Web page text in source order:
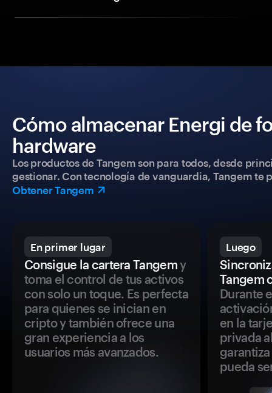
Cómo almacenar Energi de
hardware
Los productos de Tangem son para todos, desde
gestionar. Con tecnología de vanguardia, Tangem
Obtener Tangem
En primer lugar
Consigue la cartera Tangemy
toma el control de tus activos
con solo un toque. Es perfecta
para quienes se inician en
cripto y también ofrece una
gran experiencia a los
usuarios más avanzados.
Luego
Tangem
Durante
en la
privada
pueda